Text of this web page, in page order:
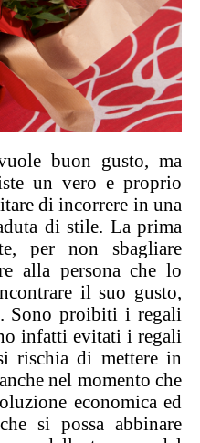
buon gusto, ma
un vero e proprio
di incorrere in una
di stile. La prima
per non sbagliare
alla persona che lo
il suo gusto,
Sono proibiti i regali
infatti evitati i regali
rischia di mettere in
nel momento che
economica ed
si possa abbinare